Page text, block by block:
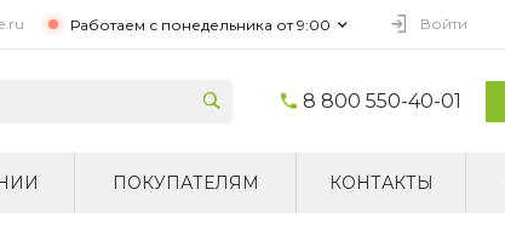
Работаем с понедельника от 9:00 Войти
8 800 550-40-01
ПОКУПАТЕЛЯМ КОНТАКТЫ